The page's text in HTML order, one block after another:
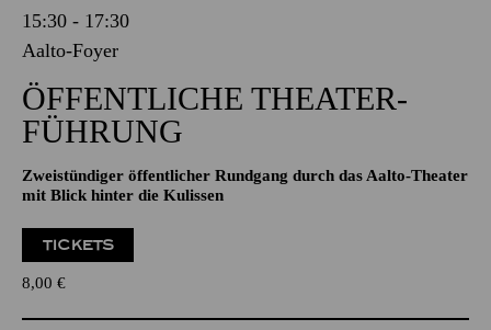
15:30 - 17:30
Aalto-Foyer
ÖFFENTLICHE THEATER­
FÜHRUNG
Zweistündiger öffentlicher Rundgang durch das Aalto-Theater
mit Blick hinter die Kulissen
TICKETS
8,00 €